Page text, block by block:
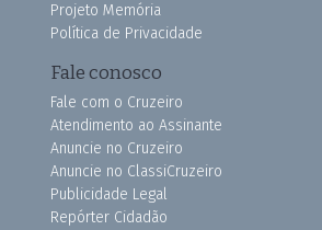
Projeto Memória
Política de Privacidade
Fale conosco
Fale com o Cruzeiro
Atendimento ao Assinante
Anuncie no Cruzeiro
Anuncie no ClassiCruzeiro
Publicidade Legal
Repórter Cidadão